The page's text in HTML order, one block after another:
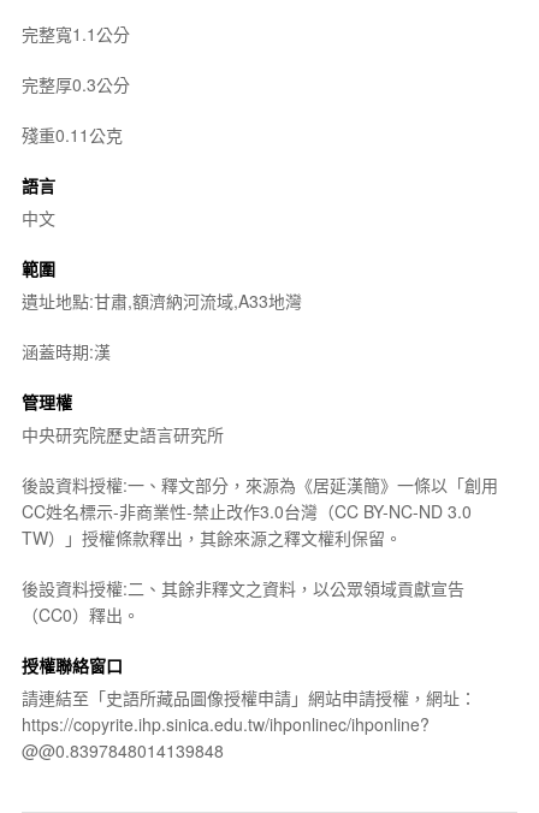
完整寬1.1公分
完整厚0.3公分
殘重0.11公克
語言
中文
範圍
遺址地點:甘肅,額濟納河流域,A33地灣
涵蓋時期:漢
管理權
中央研究院歷史語言研究所
後設資料授權:一、釋文部分，來源為《居延漢簡》一條以「創用
CC姓名標示-非商業性-禁止改作3.0台灣（CC BY-NC-ND 3.0
TW）」授權條款釋出，其餘來源之釋文權利保留。
後設資料授權:二、其餘非釋文之資料，以公眾領域貢獻宣告
（CC0）釋出。
授權聯絡窗口
請連結至「史語所藏品圖像授權申請」網站申請授權，網址：
https://copyrite.ihp.sinica.edu.tw/ihponlinec/ihponline?
@@0.8397848014139848